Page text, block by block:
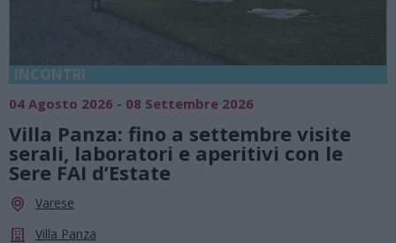
INCONTRI
04 Agosto 2026 - 08 Settembre 2026
Villa Panza: fino a settembre visite
serali, laboratori e aperitivi con le
Sere FAI d’Estate
Varese
Villa Panza